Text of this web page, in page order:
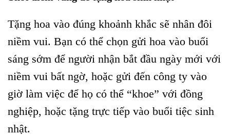
Tặng hoa vào đúng khoảnh khắc sẽ nhân đôi
niềm vui. Bạn có thể chọn gửi hoa vào buổi
sáng sớm để người nhận bắt đầu ngày mới với
niềm vui bất ngờ, hoặc gửi đến công ty vào
giờ làm việc để họ có thể “khoe” với đồng
nghiệp, hoặc tặng trực tiếp vào buổi tiệc sinh
nhật.